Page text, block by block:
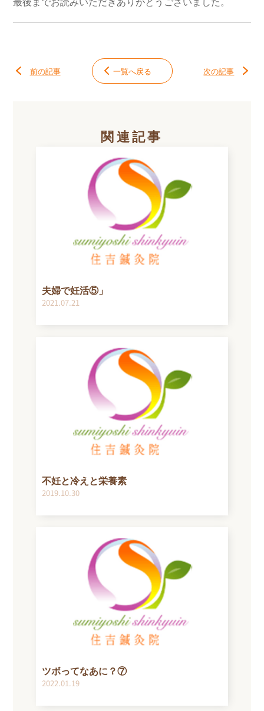
最後までお読みいただきありがとうございました。
前の記事 一覧へ戻る 次の記事
関連記事
夫婦で妊活⑤」
2021.07.21
不妊と冷えと栄養素
2019.10.30
ツボってなあに？⑦
2022.01.19